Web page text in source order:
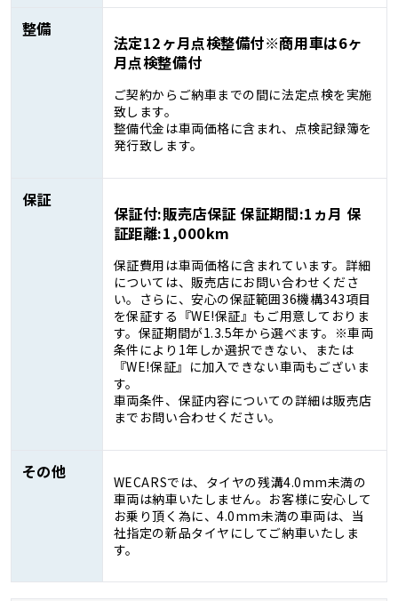
整備
法定12ヶ月点検整備付※商用車は6ヶ
月点検整備付
ご契約からご納車までの間に法定点検を実施
致します。
整備代金は車両価格に含まれ、点検記録簿を
発行致します。
保証
保証付:販売店保証 保証期間:1ヵ月 保
証距離:1,000km
保証費用は車両価格に含まれています。詳細
については、販売店にお問い合わせくださ
い。さらに、安心の保証範囲36機構343項目
を保証する『WE!保証』もご用意しておりま
す。保証期間が1.3.5年から選べます。※車両
条件により1年しか選択できない、または
『WE!保証』に加入できない車両もございま
す。
車両条件、保証内容についての詳細は販売店
までお問い合わせください。
その他
WECARSでは、タイヤの残溝4.0mm未満の
車両は納車いたしません。お客様に安心して
お乗り頂く為に、4.0mm未満の車両は、当
社指定の新品タイヤにしてご納車いたしま
す。